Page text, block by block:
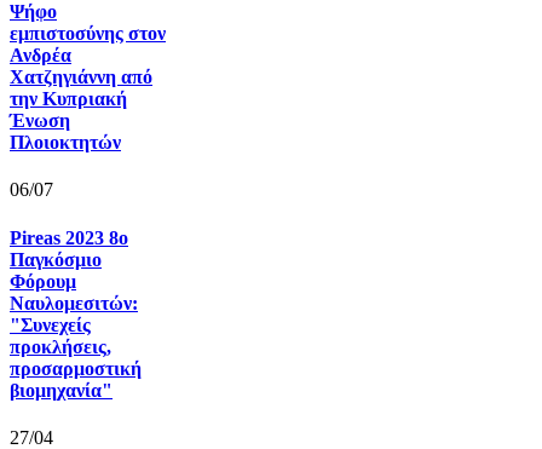
Ψήφο
εμπιστοσύνης στον
Ανδρέα
Χατζηγιάννη από
την Κυπριακή
Ένωση
Πλοιοκτητών
06/07
Pireas 2023 8ο
Παγκόσμιο
Φόρουμ
Ναυλομεσιτών:
"Συνεχείς
προκλήσεις,
προσαρμοστική
βιομηχανία"
27/04